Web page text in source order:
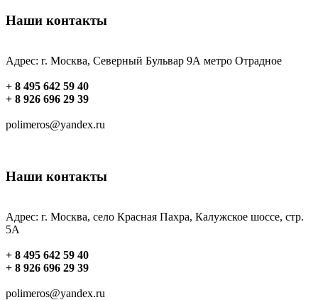
Наши контакты
Адрес: г. Москва, Северный Бульвар 9А метро Отрадное
+ 8 495 642 59 40
+ 8 926 696 29 39
polimeros@yandex.ru
Наши контакты
Адрес: г. Москва, село Красная Пахра, Калужское шоссе, стр.
5А
+ 8 495 642 59 40
+ 8 926 696 29 39
polimeros@yandex.ru